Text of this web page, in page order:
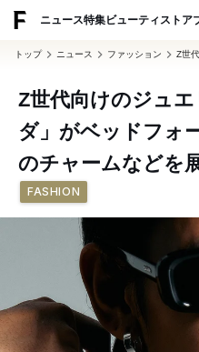
ニュース特集ビューティ ストア
トップ ニュース ファッション Z世
Z世代向けのジュ
ダ」がベッドフォ
のチャームなどを
FASHION